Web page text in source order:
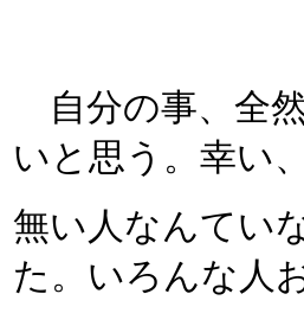
自分の事、全
いと思う。幸い
無い人なんてい
た。いろんな人